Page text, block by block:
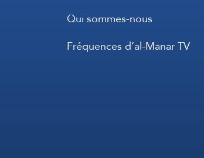
Qui sommes-nous
Fréquences d’al-Manar TV